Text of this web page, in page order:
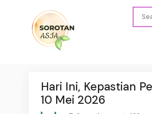
Hari Ini, Kepastian
10 Mei 2026